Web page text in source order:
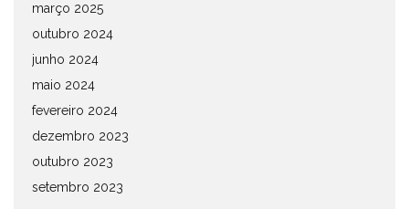
março 2025
outubro 2024
junho 2024
maio 2024
fevereiro 2024
dezembro 2023
outubro 2023
setembro 2023